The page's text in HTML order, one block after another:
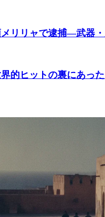
リリャで逮捕―武器
的ヒットの裏にあっ